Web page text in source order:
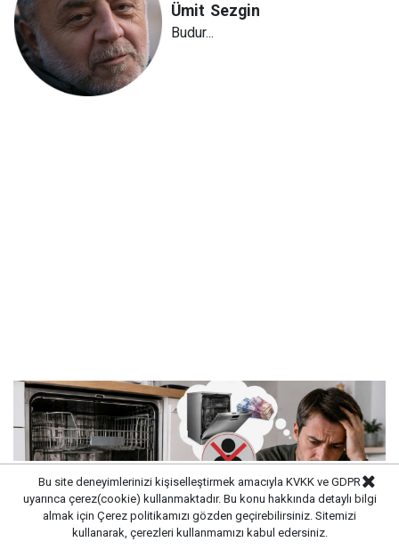
Ümit Sezgin
Budur...
Bu site deneyimlerinizi kişiselleştirmek amacıyla KVKK ve GDPR
uyarınca çerez(cookie) kullanmaktadır. Bu konu hakkında detaylı bilgi
almak için Çerez politikamızı gözden geçirebilirsiniz. Sitemizi
kullanarak, çerezleri kullanmamızı kabul edersiniz.